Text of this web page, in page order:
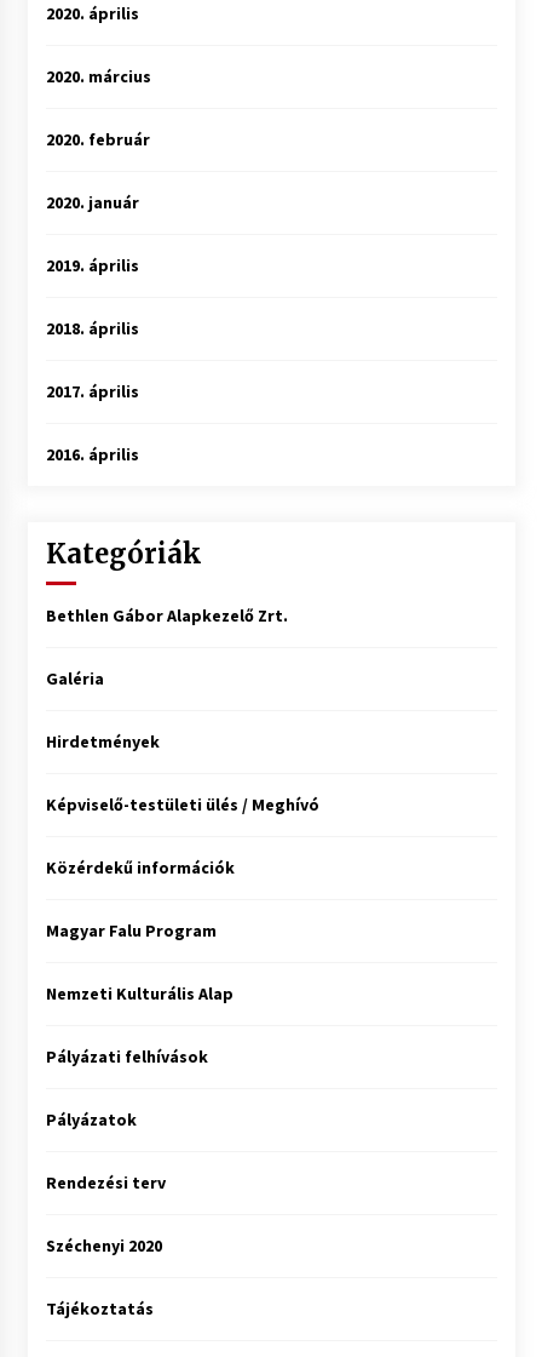
2020. április
2020. március
2020. február
2020. január
2019. április
2018. április
2017. április
2016. április
Kategóriák
Bethlen Gábor Alapkezelő Zrt.
Galéria
Hirdetmények
Képviselő-testületi ülés / Meghívó
Közérdekű információk
Magyar Falu Program
Nemzeti Kulturális Alap
Pályázati felhívások
Pályázatok
Rendezési terv
Széchenyi 2020
Tájékoztatás